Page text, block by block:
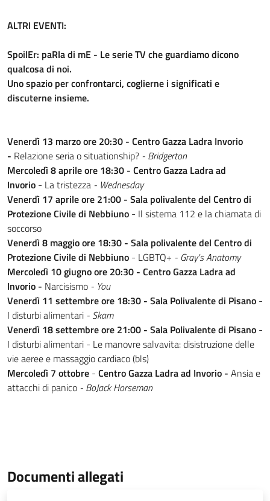
ALTRI EVENTI:
SpoilEr: paRla di mE - Le serie TV che guardiamo dicono
qualcosa di noi.
Uno spazio per confrontarci, coglierne i significati e
discuterne insieme.
Venerdì 13 marzo ore 20:30 - Centro Gazza Ladra Invorio
- Relazione seria o situationship? - Bridgerton
Mercoledì 8 aprile ore 18:30 - Centro Gazza Ladra ad
Invorio - La tristezza - Wednesday
Venerdì 17 aprile ore 21:00 - Sala polivalente del Centro di
Protezione Civile di Nebbiuno - Il sistema 112 e la chiamata di
soccorso
Venerdì 8 maggio ore 18:30 - Sala polivalente del Centro di
Protezione Civile di Nebbiuno - LGBTQ+ - Gray's Anatomy
Mercoledì 10 giugno ore 20:30 - Centro Gazza Ladra ad
Invorio - Narcisismo - You
Venerdì 11 settembre ore 18:30 - Sala Polivalente di Pisano -
I disturbi alimentari - Skam
Venerdì 18 settembre ore 21:00 - Sala Polivalente di Pisano -
I disturbi alimentari - Le manovre salvavita: disistruzione delle
vie aeree e massaggio cardiaco (bls)
Mercoledì 7 ottobre - Centro Gazza Ladra ad Invorio - Ansia e
attacchi di panico - BoJack Horseman
Documenti allegati